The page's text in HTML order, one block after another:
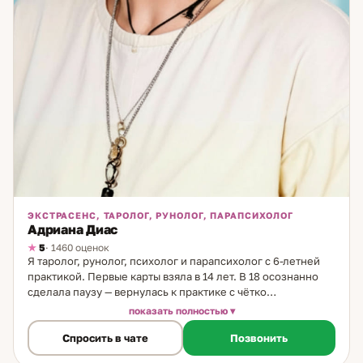
ЭКСТРАСЕНС, ТАРОЛОГ, РУНОЛОГ, ПАРАПСИХОЛОГ
Адриана Диас
5· 1460 оценок
Я таролог, рунолог, психолог и парапсихолог с 6-летней
практикой. Первые карты взяла в 14 лет. В 18 осознанно
сделала паузу — вернулась к практике с чётко
сформулированной позицией: карты не принимают
решение за человека. Они дают понимание. Выбор
остаётся за клиентом. Этот принцип — основа моего
подхода, унаследованная от бабушки. Метод работы.
показать полностью
Спросить в чате Позвонить